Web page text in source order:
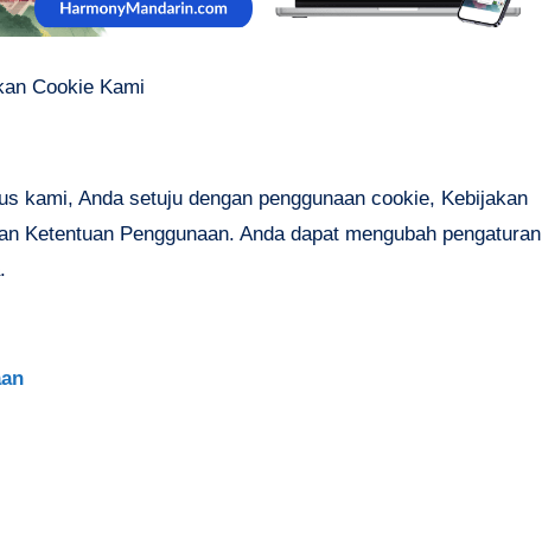
Cookie Kami
kami, Anda setuju dengan penggunaan cookie, Kebijakan
Ketentuan Penggunaan. Anda dapat mengubah pengaturan